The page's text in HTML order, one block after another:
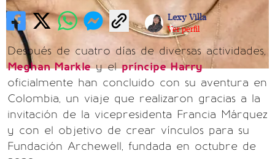
Lexy Villa
Ver perfil
Después de cuatro días de diversas actividades,
Meghan Markley elpríncipe Harry
oficialmente han concluido con su aventura en
Colombia, un viaje que realizaron gracias a la
invitación de la vicepresidenta Francia Márquez
y con el objetivo de crear vínculos para su
Fundación Archewell, fundada en octubre de